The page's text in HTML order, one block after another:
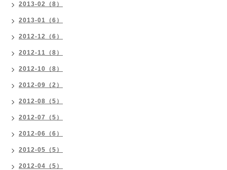
2013-02（8）
2013-01（6）
2012-12（6）
2012-11（8）
2012-10（8）
2012-09（2）
2012-08（5）
2012-07（5）
2012-06（6）
2012-05（5）
2012-04（5）